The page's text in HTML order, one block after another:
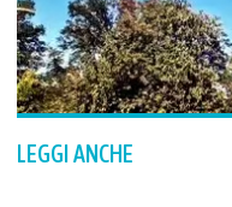
LEGGI ANCHE